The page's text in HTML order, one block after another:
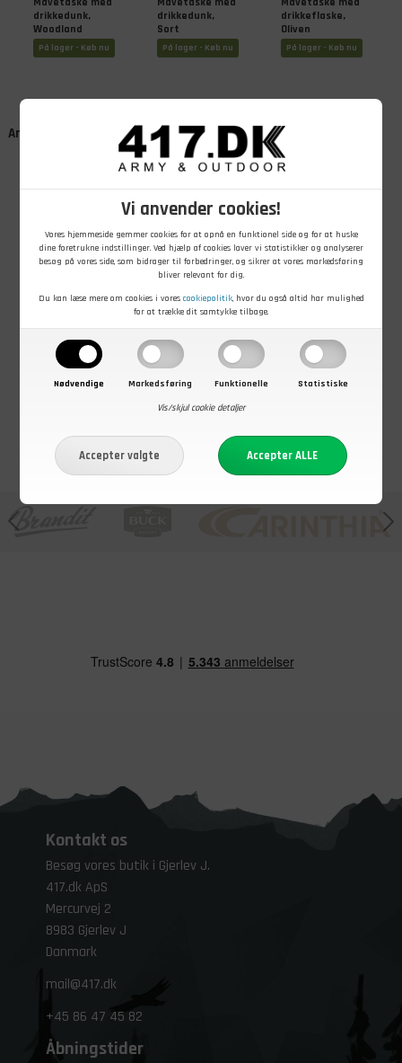
Vi anvender cookies!
Vores hjemmeside gemmer cookies for at opnå en funktionel side og for at huske
dine foretrukne indstillinger. Ved hjælp af cookies laver vi statistikker og analyserer
besøg på vores side, som bidrager til forbedringer, og sikrer at vores markedsføring
bliver relevant for dig.
Du kan læse mere om cookies i vores cookiepolitik, hvor du også altid har mulighed
for at trække dit samtykke tilbage.
Nødvendige Markedsføring Funktionelle
Statistiske
Vis/skjul cookie detaljer
drikkedunk,
Woodland
camouflage
På lager - Køb nu
drikkedunk,
Sort
På lager - Køb nu
drikkeflaske,
Oliven
På lager - Køb nu
Andre kunder købte også
849,00
Grøn
På lager - Køb nu
29,00 DKK
BCB Fire Dragon
På lager - Køb nu
39,00
På lager - Køb nu
Kontakt os
Besøg vores butik i Gjerlev J.
417.dk ApS
Mercurvej 2
8983 Gjerlev J
Danmark
mail@417.dk
+45 86 47 45 82
Åbningstider